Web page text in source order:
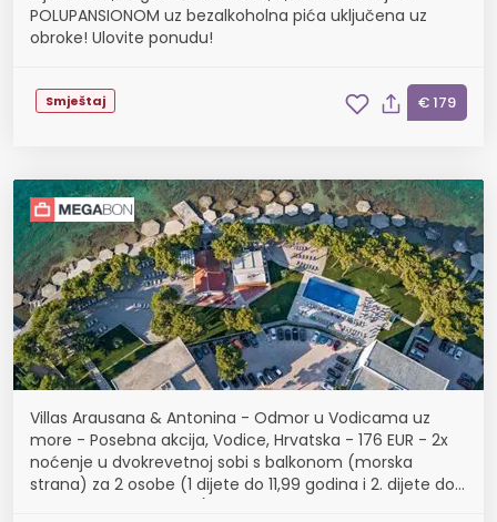
POLUPANSIONOM uz bezalkoholna pića uključena uz
obroke! Ulovite ponudu!
Smještaj € 179
Villas Arausana & Antonina - Odmor u Vodicama uz
more - Posebna akcija, Vodice, Hrvatska - 176 EUR - 2x
noćenje u dvokrevetnoj sobi s balkonom (morska
strana) za 2 osobe (1 dijete do 11,99 godina i 2. dijete do